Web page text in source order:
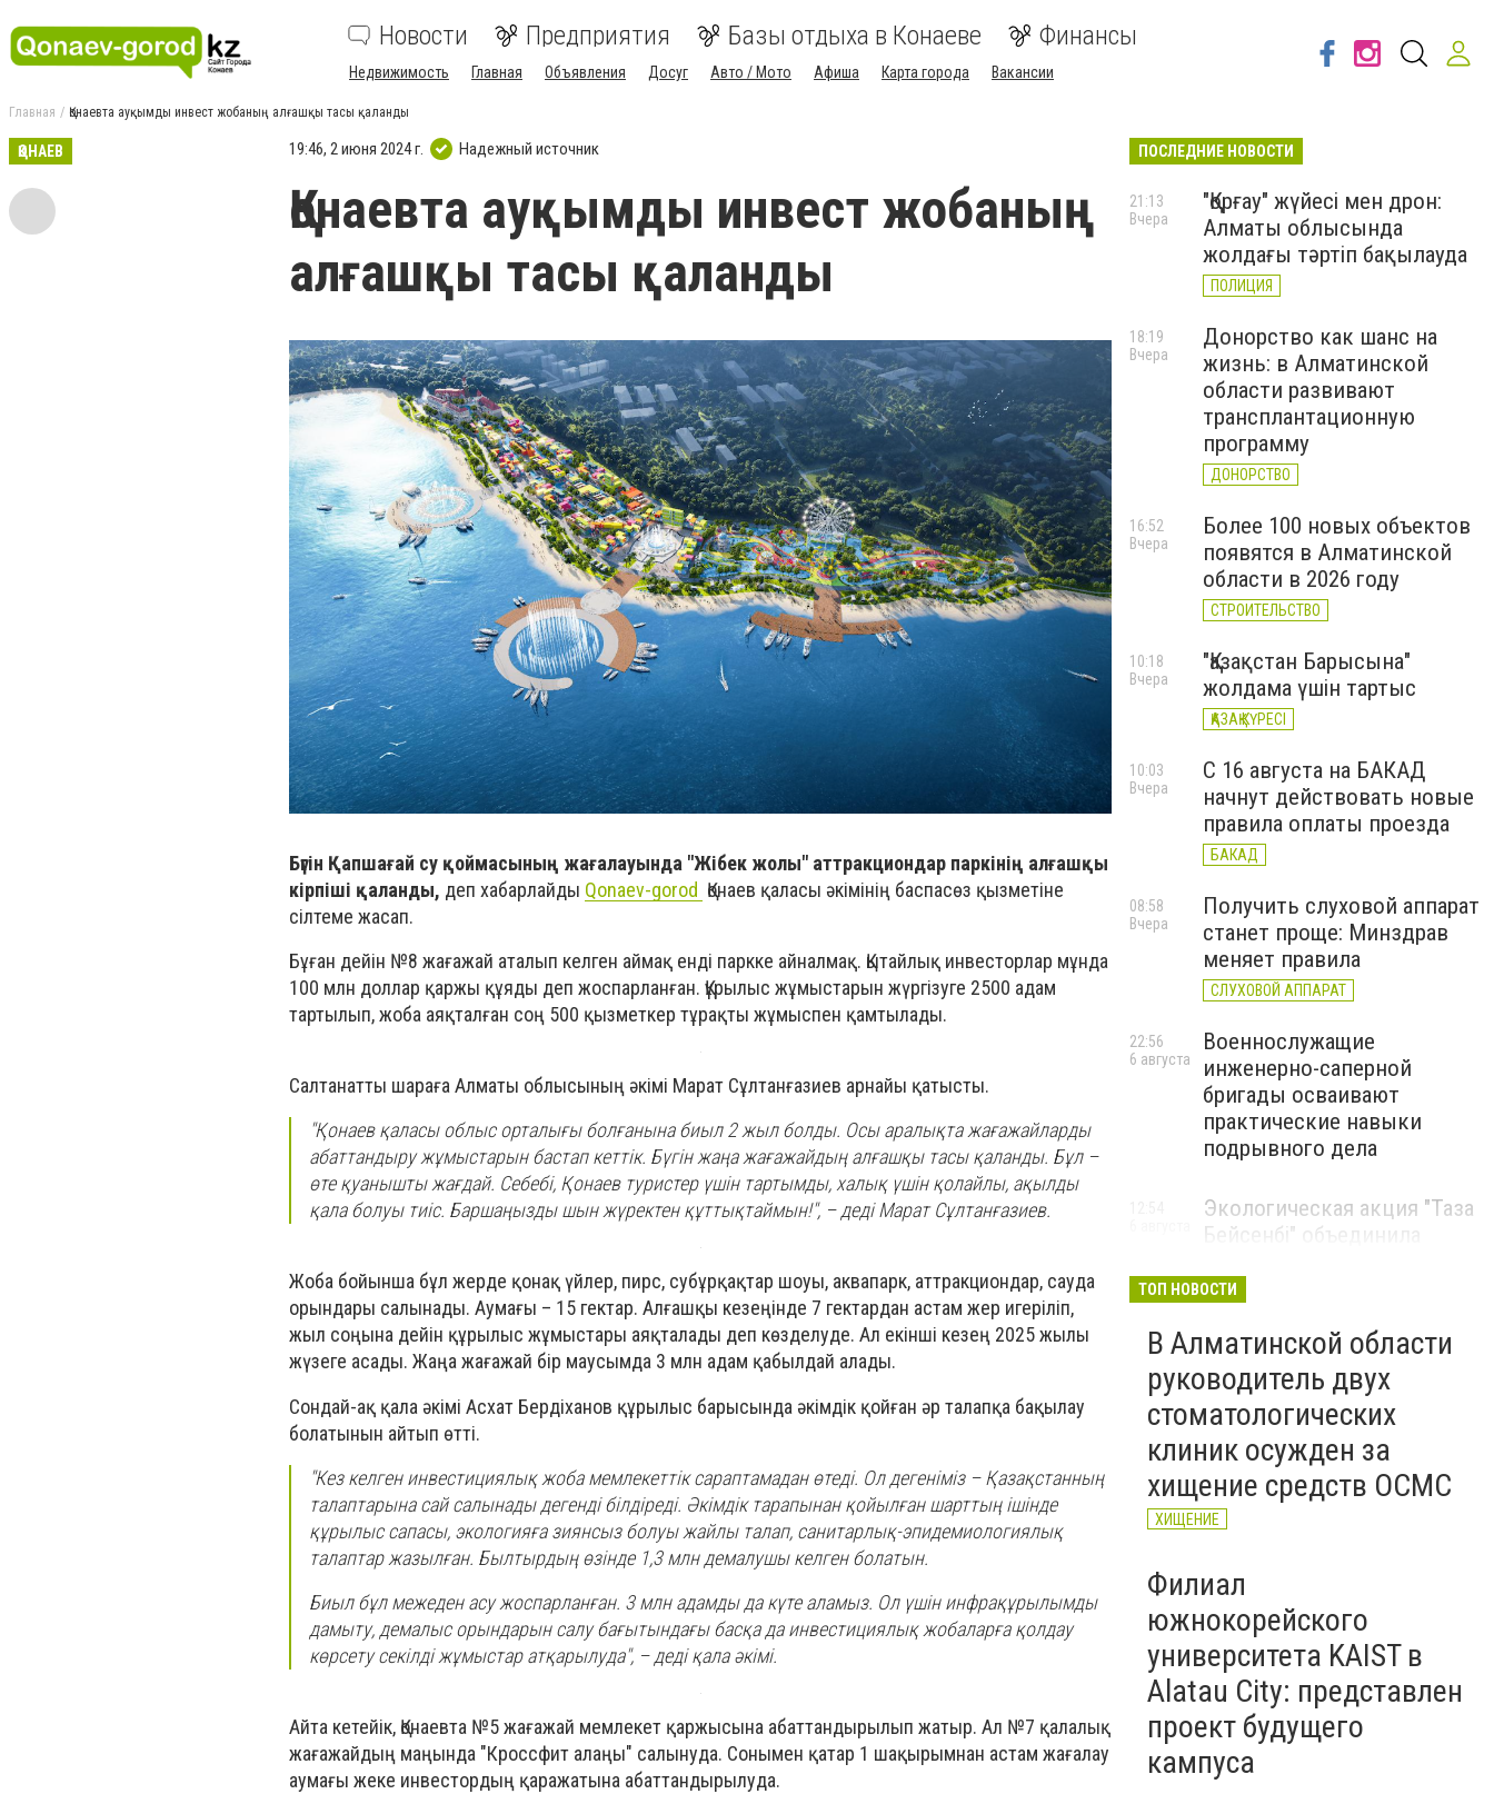
Новости Предприятия Базы отдыха в Конаеве Финансы
Недвижимость Главная Объявления Досуг Авто / Мото Афиша Карта города Вакансии
Главная Қонаевта ауқымды инвест жобаның алғашқы тасы қаланды
ҚОНАЕВ 19:46, 2 июня 2024 г. Надежный источник
Қонаевта ауқымды инвест жобаның
алғашқы тасы қаланды
Бүгін Қапшағай су қоймасының жағалауында "Жібек жолы" аттракциондар паркінің алғашқы
кірпіші қаланды, деп хабарлайды Qonaev-gorod Қонаев қаласы әкімінің баспасөз қызметіне
сілтеме жасап.
Бұған дейін №8 жағажай аталып келген аймақ енді паркке айналмақ. Қытайлық инвесторлар мұнда
100 млн доллар қаржы құяды деп жоспарланған. Құрылыс жұмыстарын жүргізуге 2500 адам
тартылып, жоба аяқталған соң 500 қызметкер тұрақты жұмыспен қамтылады.
Салтанатты шараға Алматы облысының әкімі Марат Сұлтанғазиев арнайы қатысты.
"Қонаев қаласы облыс орталығы болғанына биыл 2 жыл болды. Осы аралықта жағажайларды
абаттандыру жұмыстарын бастап кеттік. Бүгін жаңа жағажайдың алғашқы тасы қаланды. Бұл –
өте қуанышты жағдай. Себебі, Қонаев туристер үшін тартымды, халық үшін қолайлы, ақылды
қала болуы тиіс. Баршаңызды шын жүректен құттықтаймын!", – деді Марат Сұлтанғазиев.
Жоба бойынша бұл жерде қонақ үйлер, пирс, субұрқақтар шоуы, аквапарк, аттракциондар, сауда
орындары салынады. Аумағы – 15 гектар. Алғашқы кезеңінде 7 гектардан астам жер игеріліп,
жыл соңына дейін құрылыс жұмыстары аяқталады деп көзделуде. Ал екінші кезең 2025 жылы
жүзеге асады. Жаңа жағажай бір маусымда 3 млн адам қабылдай алады.
Сондай-ақ қала әкімі Асхат Бердіханов құрылыс барысында әкімдік қойған әр талапқа бақылау
болатынын айтып өтті.
"Кез келген инвестициялық жоба мемлекеттік сараптамадан өтеді. Ол дегеніміз – Қазақстанның
талаптарына сай салынады дегенді білдіреді. Әкімдік тарапынан қойылған шарттың ішінде
құрылыс сапасы, экологияға зиянсыз болуы жайлы талап, санитарлық-эпидемиологиялық
талаптар жазылған. Былтырдың өзінде 1,3 млн демалушы келген болатын.
Биыл бұл межеден асу жоспарланған. 3 млн адамды да күте аламыз. Ол үшін инфрақұрылымды
дамыту, демалыс орындарын салу бағытындағы басқа да инвестициялық жобаларға қолдау
көрсету секілді жұмыстар атқарылуда", – деді қала әкімі.
Айта кетейік, Қонаевта №5 жағажай мемлекет қаржысына абаттандырылып жатыр. Ал №7 қалалық
жағажайдың маңында "Кроссфит алаңы" салынуда. Сонымен қатар 1 шақырымнан астам жағалау
аумағы жеке инвестордың қаражатына абаттандырылуда.
ПОСЛЕДНИЕ НОВОСТИ
"Қорғау" жүйесі мен дрон:
Алматы облысында
жолдағы тәртіп бақылауда
ПОЛИЦИЯ
21:13
Вчера
Донорство как шанс на
жизнь: в Алматинской
области развивают
трансплантационную
программу
ДОНОРСТВО
18:19
Вчера
Более 100 новых объектов
появятся в Алматинской
области в 2026 году
СТРОИТЕЛЬСТВО
16:52
Вчера
"Қазақстан Барысына"
жолдама үшін тартыс
ҚАЗАҚ КҮРЕСІ
10:18
Вчера
С 16 августа на БАКАД
начнут действовать новые
правила оплаты проезда
БАКАД
10:03
Вчера
Получить слуховой аппарат
станет проще: Минздрав
меняет правила
СЛУХОВОЙ АППАРАТ
08:58
Вчера
Военнослужащие
инженерно-саперной
бригады осваивают
практические навыки
подрывного дела
22:56
6 августа
Экологическая акция "Таза
Бейсенбі" объединила
Алматинской области
ТОП НОВОСТИ
В Алматинской области
руководитель двух
стоматологических
клиник осужден за
хищение средств ОСМС
ХИЩЕНИЕ
Филиал
южнокорейского
университета KAIST в
Alatau City: представлен
проект будущего
кампуса